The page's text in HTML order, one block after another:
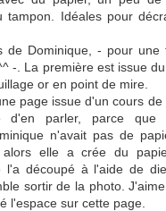
tampon. Idéales pour
de Dominique, - pour une
-. La première est issue
or en point de mire.
page issue d'un cours
d'en parler, parce
n'avait pas de
elle a crée du
l'a découpé à l'aide de
sortir de la photo.
l'espace sur cette page.